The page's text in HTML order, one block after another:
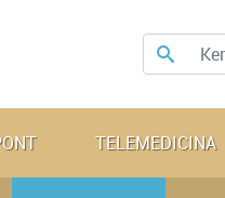
TELEMEDICINA